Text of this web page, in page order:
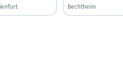
Bechtheim